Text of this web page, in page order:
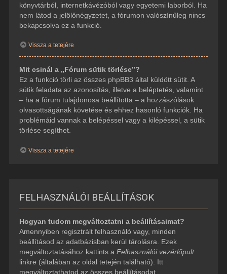
könyvtárból, internetkávézóból vagy egyetemi laborból. Ha
nem látod a jelölőnégyzetet, a fórumon valószínűleg nincs
bekapcsolva ez a funkció.
Vissza a tetejére
Mit csinál a „Fórum sütik törlése”?
Ez a funkció törli az összes phpBB3 által küldött sütit. A
sütik feladata az azonosítás, illetve a beléptetés, valamint
– ha a fórum tulajdonosa beállította – a hozzászólások
olvasottságának követése és ehhez hasonló funkciók. Ha
problémáid vannak a belépéssel vagy a kilépéssel, a sütik
törlése segíthet.
Vissza a tetejére
FELHASZNÁLÓI BEÁLLÍTÁSOK
Hogyan tudom megváltoztatni a beállításaimat?
Amennyiben regisztrált felhasználó vagy, minden
beállításod az adatbázisban kerül tárolásra. Ezek
megváltoztatásához kattints a Felhasználói vezérlőpult
linkre (általában az oldal tetején található). Itt
megváltoztathatod az összes beállításodat.